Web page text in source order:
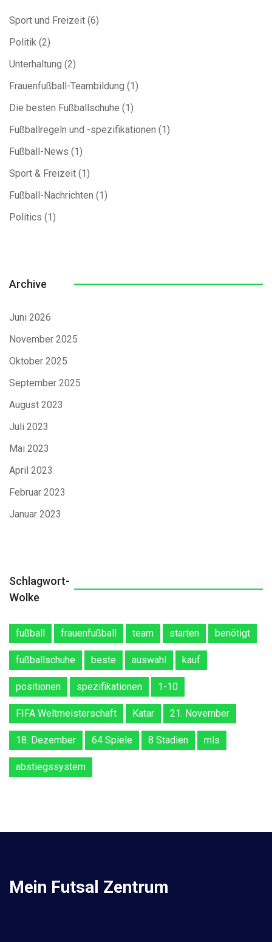
Sport und Freizeit (6)
Politik (2)
Unterhaltung (2)
Frauenfußball-Teambildung (1)
Die besten Fußballschuhe (1)
Fußballregeln und -spezifikationen (1)
Fußball-News (1)
Sport & Freizeit (1)
Fußball-Nachrichten (1)
Politics (1)
Archive
Juni 2026
November 2025
Oktober 2025
September 2025
August 2023
Juli 2023
Mai 2023
April 2023
Februar 2023
Januar 2023
Schlagwort-
Wolke
fußball frauenfußball team starten benötigt
fußballschuhe beste auswahl kauf
positionen spezifikationen 1-10
FIFA Weltmeisterschaft Katar 21. November
18. Dezember 64 Spiele 8 Stadien mls
abstiegssystem
Mein Futsal Zentrum